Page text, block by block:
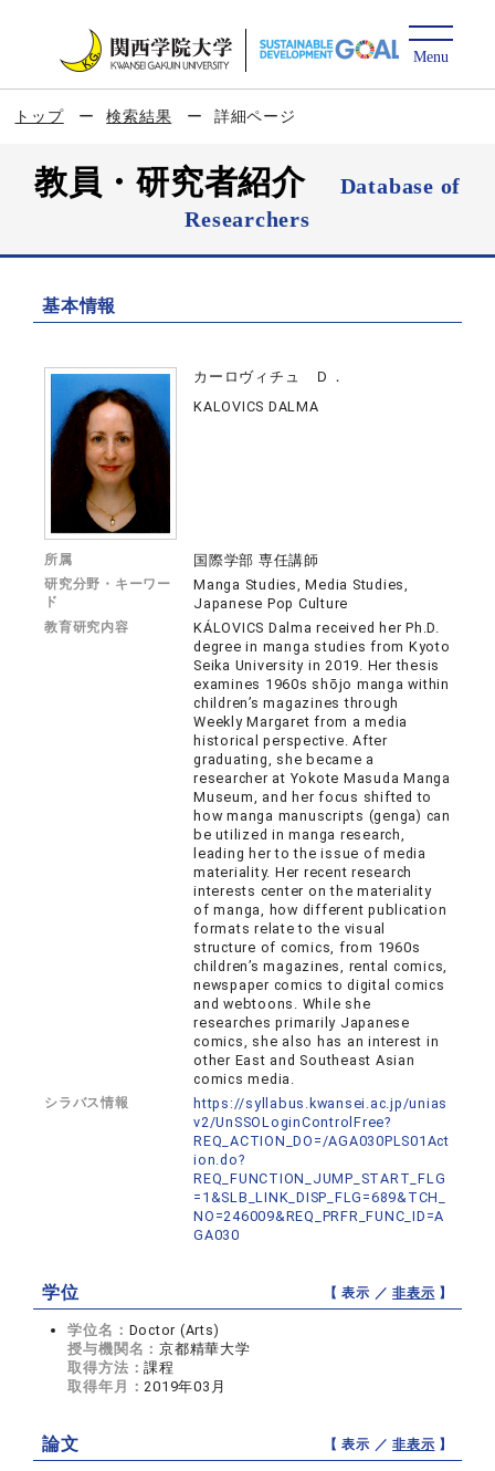
トップ 検索結果 詳細ページ
教員・研究者紹介
Database of
Researchers
基本情報
カーロヴィチュ Ｄ．
KALOVICS DALMA
所属 国際学部 専任講師
研究分野・キーワー
ド
Manga Studies, Media Studies,
Japanese Pop Culture
教育研究内容
KÁLOVICS Dalma received her Ph.D.
degree in manga studies from Kyoto
Seika University in 2019. Her thesis
examines 1960s shōjo manga within
children’s magazines through
Weekly Margaret from a media
historical perspective. After
graduating, she became a
researcher at Yokote Masuda Manga
Museum, and her focus shifted to
how manga manuscripts (genga) can
be utilized in manga research,
leading her to the issue of media
materiality. Her recent research
interests center on the materiality
of manga, how different publication
formats relate to the visual
structure of comics, from 1960s
children’s magazines, rental comics,
newspaper comics to digital comics
and webtoons. While she
researches primarily Japanese
comics, she also has an interest in
other East and Southeast Asian
comics media.
シラバス情報
https://syllabus.kwansei.ac.jp/unias
v2/UnSSOLoginControlFree?
REQ_ACTION_DO=/AGA030PLS01Act
ion.do?
REQ_FUNCTION_JUMP_START_FLG
=1&SLB_LINK_DISP_FLG=689&TCH_
NO=246009&REQ_PRFR_FUNC_ID=A
GA030
学位 【 表示 ／非表示 】
学位名： Doctor (Arts)
授与機関名：京都精華大学
取得方法：課程
取得年月： 2019年03月
論文 【 表示 ／非表示 】